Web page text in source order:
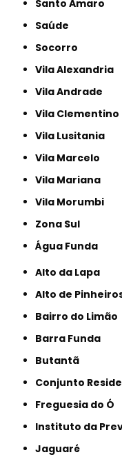
Santo Amaro
Saúde
Socorro
Vila Alexandria
Vila Andrade
Vila Clementino
Vila Lusitania
Vila Marcelo
Vila Mariana
Vila Morumbi
Zona Sul
Água Funda
Alto da Lapa
Alto de
Bairro do Limão
Barra Funda
Butantã
Conjunto
Freguesia do Ó
Instituto da
Jaguaré